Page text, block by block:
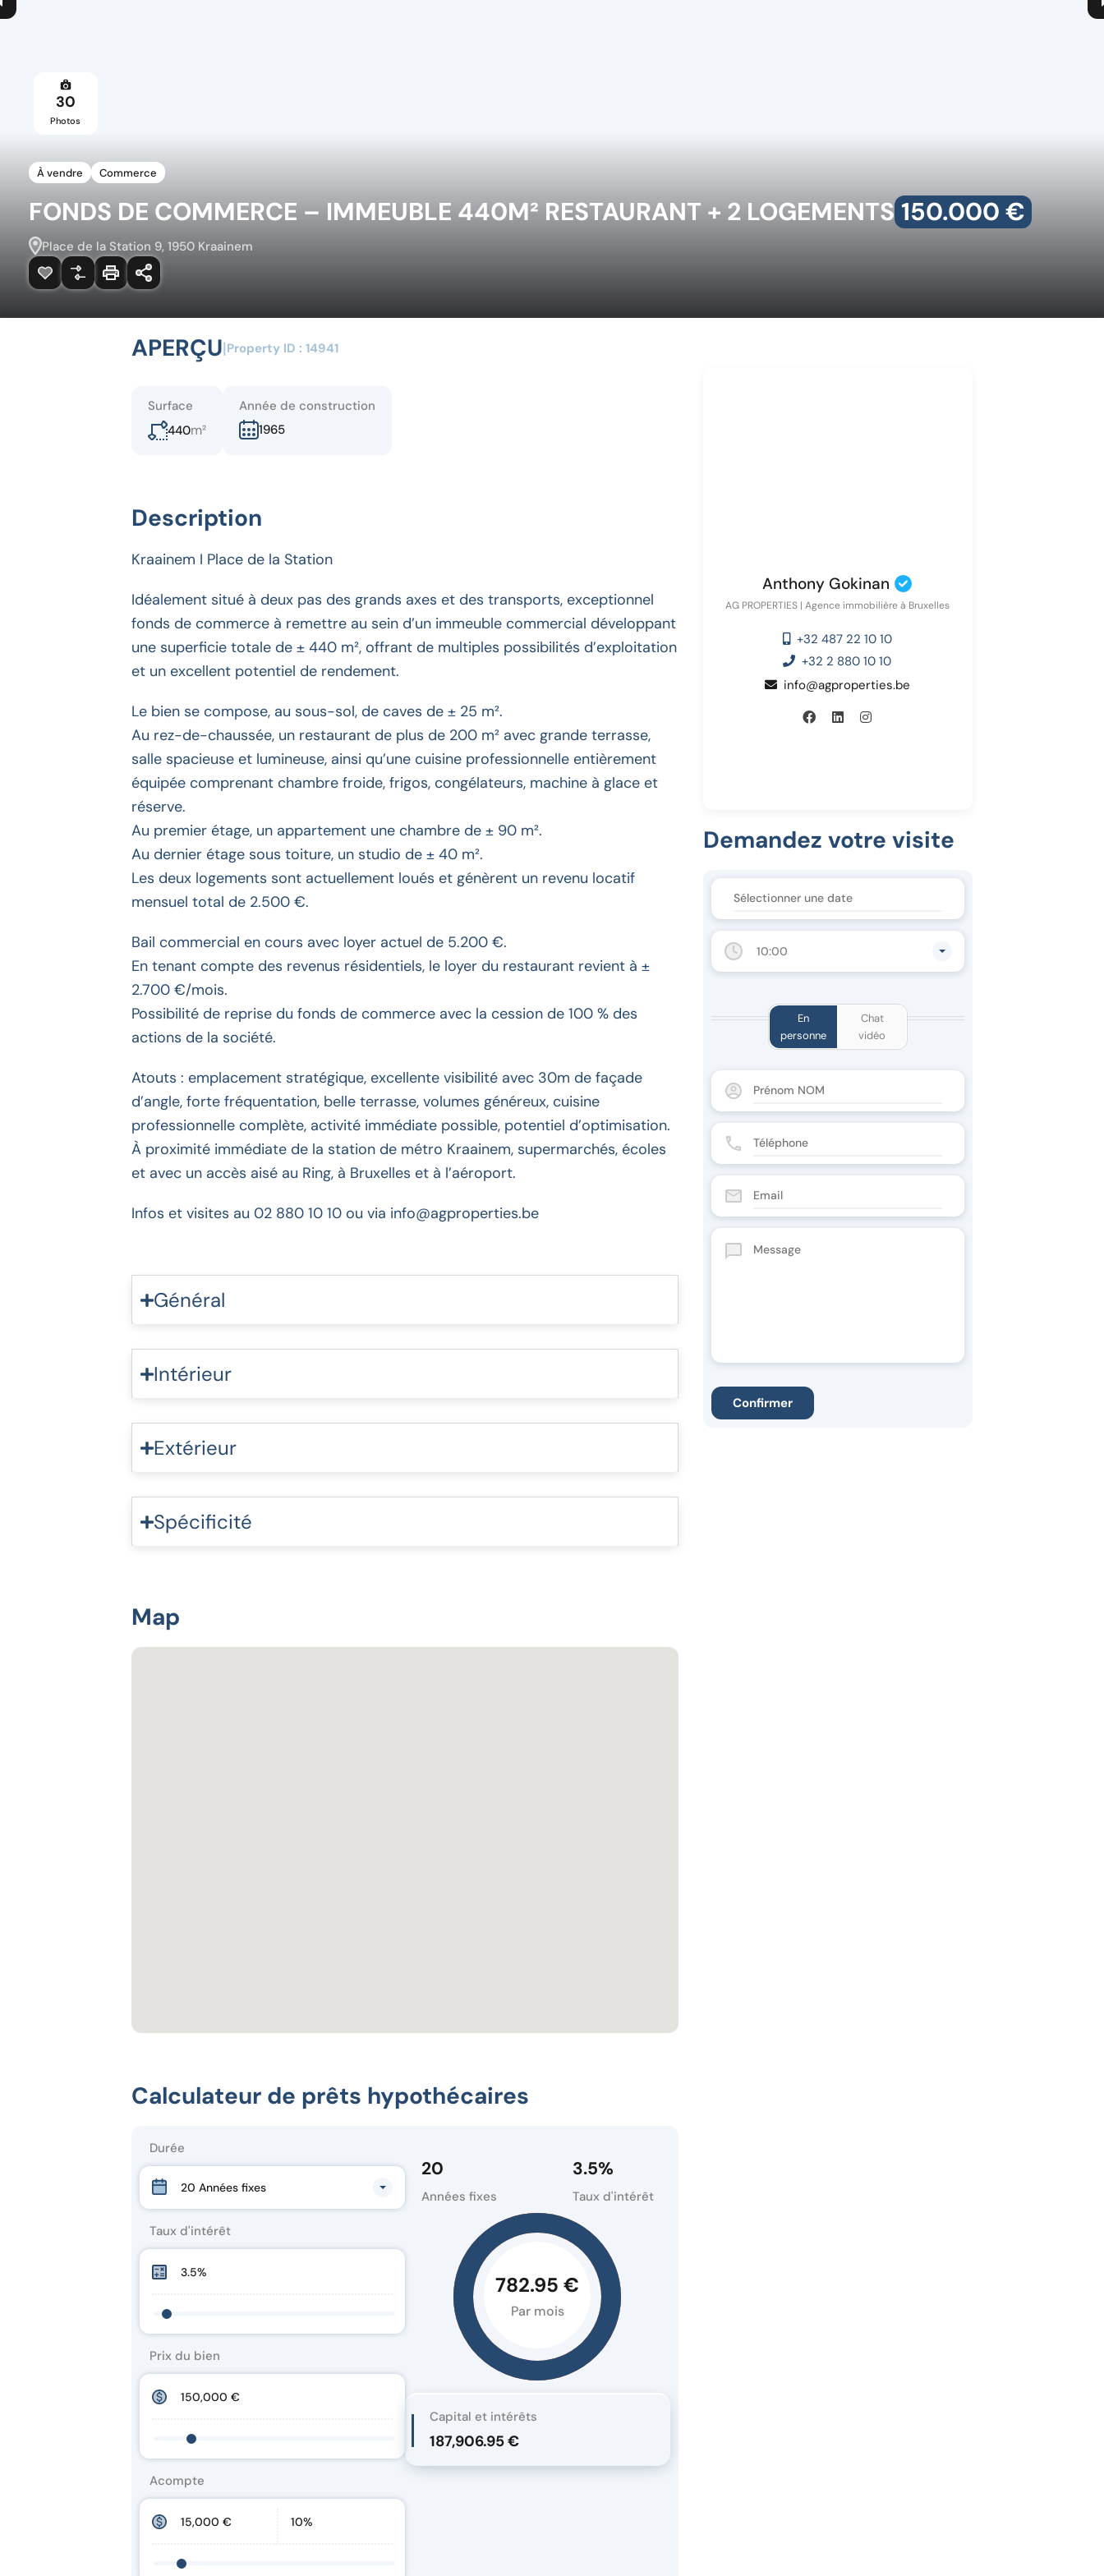
À vendre Commerce
FONDS DE COMMERCE – IMMEUBLE 440M² RESTAURANT + 2 LOGEMENTS 150.000 €
Place de la Station 9, 1950 Kraainem
30
Photos
APERÇU|Property ID : 14941
Surface
440m²
Année de construction
1965
Description
Kraainem I Place de la Station
Idéalement situé à deux pas des grands axes et des transports, exceptionnel
fonds de commerce à remettre au sein d’un immeuble commercial développant
une superficie totale de ± 440 m², offrant de multiples possibilités d’exploitation
et un excellent potentiel de rendement.
Le bien se compose, au sous-sol, de caves de ± 25 m².
Au rez-de-chaussée, un restaurant de plus de 200 m² avec grande terrasse,
salle spacieuse et lumineuse, ainsi qu’une cuisine professionnelle entièrement
équipée comprenant chambre froide, frigos, congélateurs, machine à glace et
réserve.
Au premier étage, un appartement une chambre de ± 90 m².
Au dernier étage sous toiture, un studio de ± 40 m².
Les deux logements sont actuellement loués et génèrent un revenu locatif
mensuel total de 2.500 €.
Bail commercial en cours avec loyer actuel de 5.200 €.
En tenant compte des revenus résidentiels, le loyer du restaurant revient à ±
2.700 €/mois.
Possibilité de reprise du fonds de commerce avec la cession de 100 % des
actions de la société.
Atouts : emplacement stratégique, excellente visibilité avec 30m de façade
d’angle, forte fréquentation, belle terrasse, volumes généreux, cuisine
professionnelle complète, activité immédiate possible, potentiel d’optimisation.
À proximité immédiate de la station de métro Kraainem, supermarchés, écoles
et avec un accès aisé au Ring, à Bruxelles et à l’aéroport.
Infos et visites au 02 880 10 10 ou via info@agproperties.be
Général
Intérieur
Extérieur
Spécificité
Map
Calculateur de prêts hypothécaires
Durée
20 Années fixes
Taux d'intérêt
Prix du bien
Acompte
20
Années fixes
3.5%
Taux d'intérêt
782.95 €
Par mois
Capital et intérêts
187,906.95 €
Anthony Gokinan
AG PROPERTIES | Agence immobilière à Bruxelles
+32 487 22 10 10
+32 2 880 10 10
info@agproperties.be
Demandez votre visite
10:00
En
personne
Chat
vidéo